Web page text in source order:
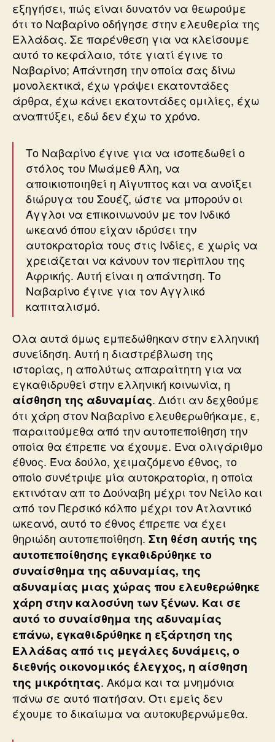
εξηγήσει, πώς είναι δυνατόν να θεωρούμε
ότι το Ναβαρίνο οδήγησε στην ελευθερία της
Ελλάδας. Σε παρένθεση για να κλείσουμε
αυτό το κεφάλαιο, τότε γιατί έγινε το
Ναβαρίνο; Απάντηση την οποία σας δίνω
μονολεκτικά, έχω γράψει εκατοντάδες
άρθρα, έχω κάνει εκατοντάδες ομιλίες, έχω
αναπτύξει, εδώ δεν έχω το χρόνο.
Το Ναβαρίνο έγινε για να ισοπεδωθεί ο
στόλος του Μωάμεθ Άλη, να
αποικιοποιηθεί η Αίγυπτος και να ανοίξει
διώρυγα του Σουέζ, ώστε να μπορούν οι
Άγγλοι να επικοινωνούν με τον Ινδικό
ωκεανό όπου είχαν ιδρύσει την
αυτοκρατορία τους στις Ινδίες, ε χωρίς να
χρειάζεται να κάνουν τον περίπλου της
Αφρικής. Αυτή είναι η απάντηση. Το
Ναβαρίνο έγινε για τον Αγγλικό
καπιταλισμό.
Όλα αυτά όμως εμπεδώθηκαν στην ελληνική
συνείδηση. Αυτή η διαστρέβλωση της
ιστορίας, η απολύτως απαραίτητη για να
εγκαθιδρυθεί στην ελληνική κοινωνία, η
αίσθηση της αδυναμίας. Διότι αν δεχθούμε
ότι χάρη στον Ναβαρίνο ελευθερωθήκαμε, ε,
παραιτούμεθα από την αυτοπεποίθηση την
οποία θα έπρεπε να έχουμε. Ένα ολιγάριθμο
έθνος. Ένα δούλο, χειμαζόμενο έθνος, το
οποίο συνέτριψε μία αυτοκρατορία, η οποία
εκτινόταν απ το Δούναβη μέχρι τον Νείλο και
από τον Περσικό κόλπο μέχρι τον Ατλαντικό
ωκεανό, αυτό το έθνος έπρεπε να έχει
θηριώδη αυτοπεποίθηση. Στη θέση αυτής της
αυτοπεποίθησης εγκαθιδρύθηκε το
συναίσθημα της αδυναμίας, της
αδυναμίας μιας χώρας που ελευθερώθηκε
χάρη στην καλοσύνη των ξένων. Και σε
αυτό το συναίσθημα της αδυναμίας
επάνω, εγκαθιδρύθηκε η εξάρτηση της
Ελλάδας από τις μεγάλες δυνάμεις, ο
διεθνής οικονομικός έλεγχος, η αίσθηση
της μικρότητας. Ακόμα και τα μνημόνια
πάνω σε αυτό πατήσαν. Ότι εμείς δεν
έχουμε το δικαίωμα να αυτοκυβερνώμεθα.